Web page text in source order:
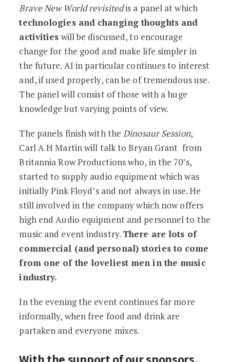
Brave New Worldrevisitedis a panel at which
technologies and changing thoughts and
activities will be discussed, to encourage
change for the good and make life simpler in
the future. AI in particular continues to interest
and, if used properly, can be of tremendous use.
The panel will consist of those with a huge
knowledge but varying points of view.
The panels finish with theDinosaur Session,
Carl A H Martin will talk to Bryan Grant from
Britannia Row Productions who, in the 70’s,
started to supply audio equipment which was
initially Pink Floyd’s and not always in use. He
still involved in the company which now offers
high end Audio equipment and personnel to the
music and event industry. There are lots of
commercial (and personal) stories to come
from one of the loveliest men in the music
industry.
In the evening the event continues far more
informally, when free food and drink are
partaken and everyone mixes.